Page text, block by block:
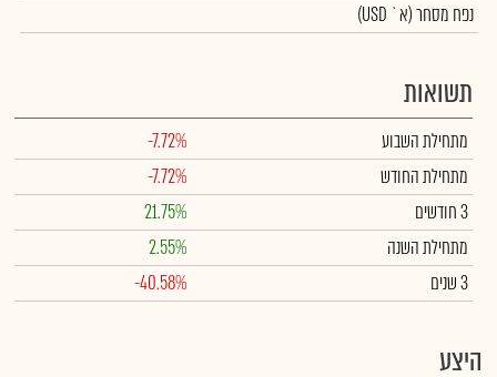
נפח מסחר(א` USD)
תשואות
מתחילת השבוע
-7.72%
מתחילת החודש
-7.72%
3 חודשים
21.75%
מתחילת השנה
2.55%
3 שנים
-40.58%
היצע